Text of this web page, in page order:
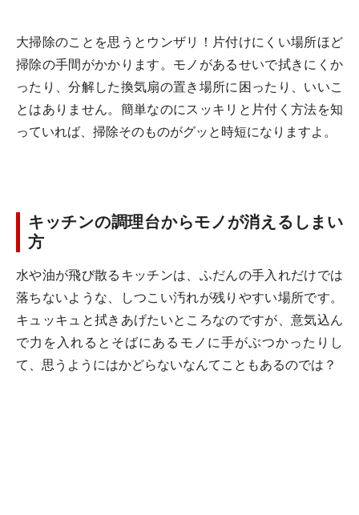
大掃除のことを思うとウンザリ！片付けにくい場所ほど
掃除の手間がかかります。モノがあるせいで拭きにくか
ったり、分解した換気扇の置き場所に困ったり、いいこ
とはありません。簡単なのにスッキリと片付く方法を知
っていれば、掃除そのものがグッと時短になりますよ。
キッチンの調理台からモノが消えるしまい
方
水や油が飛び散るキッチンは、ふだんの手入れだけでは
落ちないような、しつこい汚れが残りやすい場所です。
キュッキュと拭きあげたいところなのですが、意気込ん
で力を入れるとそばにあるモノに手がぶつかったりし
て、思うようにはかどらないなんてこともあるのでは？